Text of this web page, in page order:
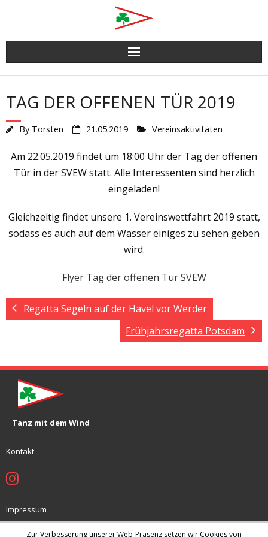
content
TAG DER OFFENEN TÜR 2019
By Torsten 21.05.2019 Vereinsaktivitäten
Am 22.05.2019 findet um 18:00 Uhr der Tag der offenen
Tür in der SVEW statt. Alle Interessenten sind herzlich
eingeladen!
Gleichzeitig findet unsere 1. Vereinswettfahrt 2019 statt,
sodass es auch auf dem Wasser einiges zu sehen geben
wird.
Flyer Tag der offenen Tür SVEW
Regatta Segeln auf der Havel vor Werder
Frühjahrsregatta Potsdam
Tanz mit dem Wind
Kontakt
Impressum
Jugendschutzkonzept
Zur Verbesserung unserer Web-Präsenz setzen wir Cookies von